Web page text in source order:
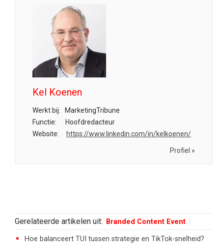
Kel Koenen
Werkt bij:
MarketingTribune
Functie:
Hoofdredacteur
Website:
https://www.linkedin.com/in/kelkoenen/
Profiel »
Gerelateerde artikelen uit: Branded Content Event
Hoe balanceert TUI tussen strategie en TikTok-snelheid?